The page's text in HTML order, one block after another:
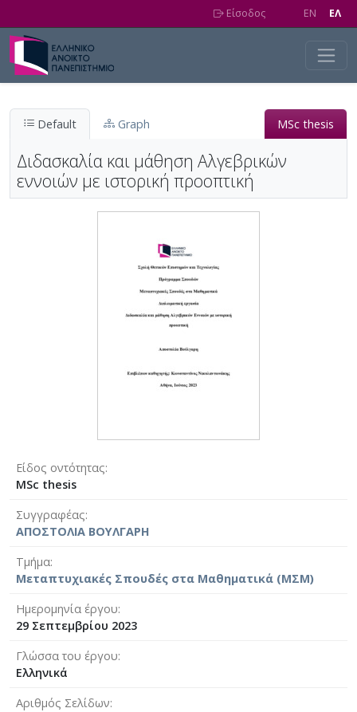
Είσοδος EN EΛ
Default Graph MSc thesis
Διδασκαλία και μάθηση Αλγεβρικών
εννοιών με ιστορική προοπτική
Είδος οντότητας
MSc thesis
Συγγραφέας
ΑΠΟΣΤΟΛΙΑ ΒΟΥΛΓΑΡΗ
Τμήμα
Μεταπτυχιακές Σπουδές στα Μαθηματικά (ΜΣΜ)
Ημερομηνία έργου
29 Σεπτεμβρίου 2023
Γλώσσα του έργου
Ελληνικά
Αριθμός Σελίδων